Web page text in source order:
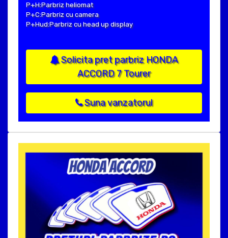
P+H:Parbriz heliomat
P+C:Parbriz cu camera
P+Hud:Parbriz cu head up display
Solicita pret parbriz HONDA
ACCORD 7 Tourer
Suna vanzatorul